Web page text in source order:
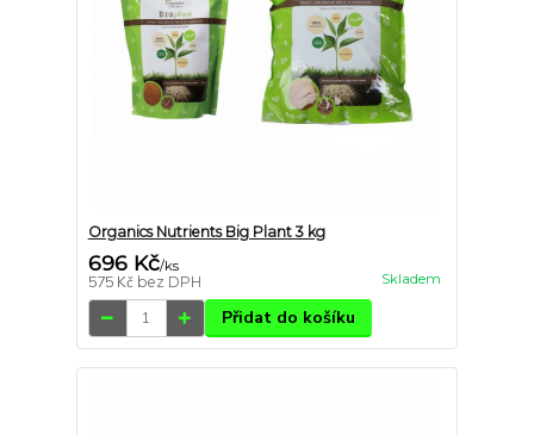
Organics Nutrients Big Plant 3 kg
696 Kč/ks
575 Kč bez DPH Skladem
Přidat do košíku